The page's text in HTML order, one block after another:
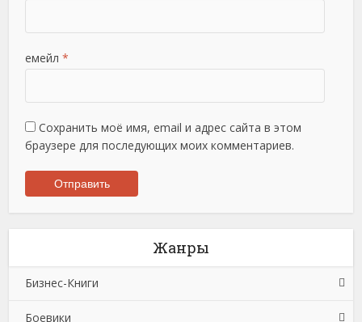
емейл *
Сохранить моё имя, email и адрес сайта в этом
браузере для последующих моих комментариев.
Жанры
Бизнес-Книги
Банковское дело
Боевики